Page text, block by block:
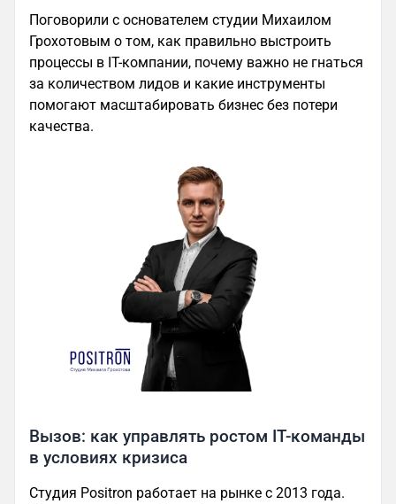
Поговорили с основателем студии Михаилом
Грохотовым о том, как правильно выстроить
процессы в IT-компании, почему важно не гнаться
за количеством лидов и какие инструменты
помогают масштабировать бизнес без потери
качества.
Вызов: как управлять ростом IT-команды
в условиях кризиса
Студия Positron работает на рынке с 2013 года.